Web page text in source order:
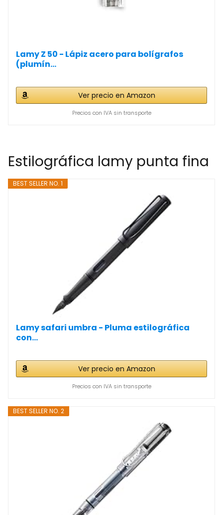
Lamy Z 50 - Lápiz acero para bolígrafos
(plumín...
Ver precio en Amazon
Precios con IVA sin transporte
Estilográfica lamy punta fina
BEST SELLER NO. 1
Lamy safari umbra - Pluma estilográfica
con...
Ver precio en Amazon
Precios con IVA sin transporte
BEST SELLER NO. 2